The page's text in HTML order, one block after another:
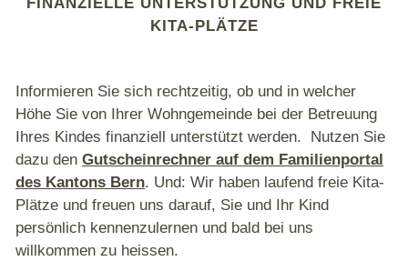
KITA-PLÄTZE
Informieren Sie sich rechtzeitig, ob und in welcher
Höhe Sie von Ihrer Wohngemeinde bei der Betreuung
Ihres Kindes finanziell unterstützt werden. Nutzen Sie
dazu den Gutscheinrechner auf dem Familienportal
des Kantons Bern. Und: Wir haben laufend freie Kita-
Plätze und freuen uns darauf, Sie und Ihr Kind
persönlich kennenzulernen und bald bei uns
willkommen zu heissen.